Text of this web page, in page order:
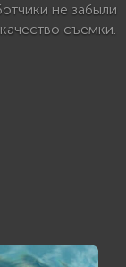
не забыли
съемки.